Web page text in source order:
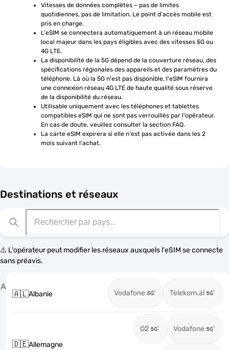
Vitesses de données complètes – pas de limites
quotidiennes, pas de limitation. Le point d'accès mobile est
pris en charge.
L'eSIM se connectera automatiquement à un réseau mobile
local majeur dans les pays éligibles avec des vitesses 5G ou
4G LTE.
La disponibilité de la 5G dépend de la couverture réseau, des
spécifications régionales des appareils et des paramètres du
téléphone. Là où la 5G n'est pas disponible, l'eSIM fournira
une connexion réseau 4G LTE de haute qualité sous réserve
de la disponibilité du réseau.
Utilisable uniquement avec les téléphones et tablettes
compatibles eSIM qui ne sont pas verrouillés par l'opérateur.
En cas de doute, veuillez consulter la section FAQ.
La carte eSIM expirera si elle n'est pas activée dans les 2
mois suivant l'achat.
Destinations et réseaux
⚠️ L'opérateur peut modifier les réseaux auxquels l'eSIM se connecte
sans préavis.
A
🇦🇱Albanie Vodafone Telekom.al
🇩🇪Allemagne
O2 Vodafone